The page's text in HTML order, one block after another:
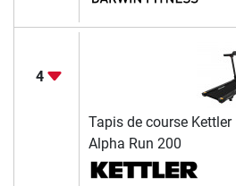
4
Tapis de course Kettler
Alpha Run 200